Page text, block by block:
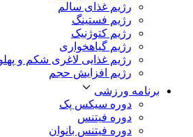
رژیم غذای سالم
رژیم فستینگ
رژیم کتوژنیک
رژیم گیاهخواری
رژیم غذایی لاغری شکم و
رژیم افزایش حجم
برنامه ورزشی
دوره سیکس پک
دوره فیتنس
دوره فیتنس بانوان